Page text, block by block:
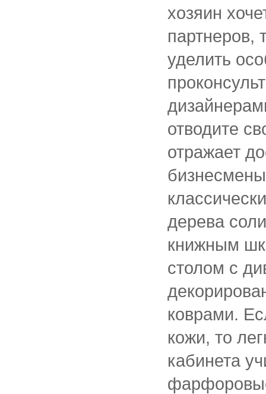
хозяин
партнеров,
уделить
отводите
отражает
дерева
книжным
столом с
коврами.
кожи, то
кабинета